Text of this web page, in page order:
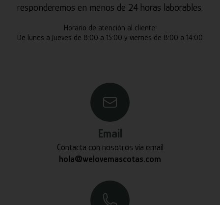
responderemos en menos de 24 horas laborables.
Horario de atención al cliente:
De lunes a jueves de 8:00 a 15:00 y viernes de 8:00 a 14:00
Email
Contacta con nosotros vía email
hola@welovemascotas.com